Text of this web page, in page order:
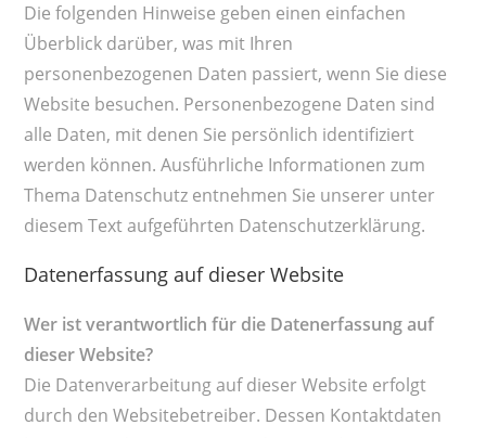
Die folgenden Hinweise geben einen einfachen
Überblick darüber, was mit Ihren
personenbezogenen Daten passiert, wenn Sie diese
Website besuchen. Personenbezogene Daten sind
alle Daten, mit denen Sie persönlich identifiziert
werden können. Ausführliche Informationen zum
Thema Datenschutz entnehmen Sie unserer unter
diesem Text aufgeführten Datenschutzerklärung.
Datenerfassung auf dieser Website
Wer ist verantwortlich für die Datenerfassung auf
dieser Website?
Die Datenverarbeitung auf dieser Website erfolgt
durch den Websitebetreiber. Dessen Kontaktdaten